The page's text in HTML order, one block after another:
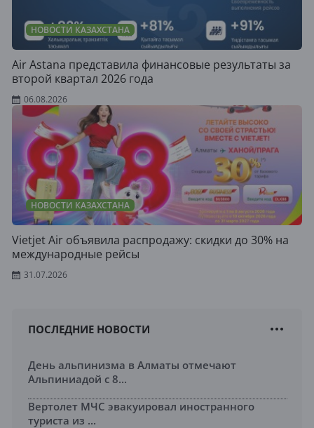
НОВОСТИ КАЗАХСТАНА
Air Astana представила финансовые результаты за
второй квартал 2026 года
06.08.2026
НОВОСТИ КАЗАХСТАНА
Vietjet Air объявила распродажу: скидки до 30% на
международные рейсы
31.07.2026
ПОСЛЕДНИЕ НОВОСТИ
День альпинизма в Алматы отмечают
Альпиниадой с 8...
Вертолет МЧС эвакуировал иностранного
туриста из ...